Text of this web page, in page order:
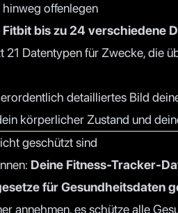
hinweg offenlegen
Fitbit bis zu 24 verschiedene
21 Datentypen für Zwecke, die
detailliertes Bild
körperlicher Zustand und
geschützt sind
Deine Fitness-Tracker-
für Gesundheitsdaten
annehmen, es schütze alle